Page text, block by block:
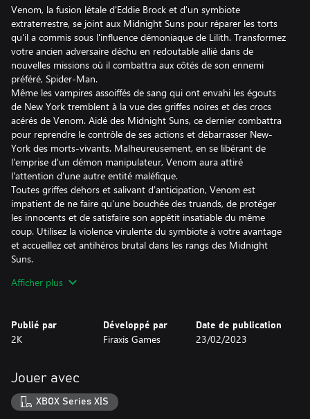
Venom, la fusion létale d'Eddie Brock et d'un symbiote
extraterrestre, se joint aux Midnight Suns pour réparer les torts
qu'il a commis sous l'influence démoniaque de Lilith. Transformez
votre ancien adversaire déchu en redoutable allié dans de
nouvelles missions où il combattra aux côtés de son ennemi
préféré, Spider-Man.
Même les vampires assoiffés de sang qui ont envahi les égouts
de New York tremblent à la vue des griffes noires et des crocs
acérés de Venom. Aidé des Midnight Suns, ce dernier combattra
pour reprendre le contrôle de ses actions et débarrasser New-
York des morts-vivants. Malheureusement, en se libérant de
l'emprise d'un démon manipulateur, Venom aura attiré
l'attention d'une autre entité maléfique.
Toutes griffes dehors et salivant d'anticipation, Venom est
impatient de ne faire qu'une bouchée des truands, de protéger
les innocents et de satisfaire son appétit insatiable du même
coup. Utilisez la violence virulente du symbiote à votre avantage
et accueillez cet antihéros brutal dans les rangs des Midnight
Suns.
Marvel's Midnight Suns.
Afficher plus
Publié par
2K
Développé par
Firaxis Games
Date de publication
23/02/2023
Jouer avec
XBOX Series X|S